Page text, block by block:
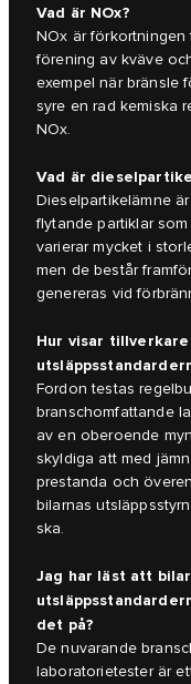
Vad är NOx?
NOx är förkortningen
förening av kväve
exempel när bränsle
syre en rad kemiska
NOx.
Vad är
Dieselpartikelämne
flytande partiklar
varierar mycket i
men de består
genereras vid
Hur visar
Fordon testas
branschomfattande
av en oberoende
skyldiga att med
prestanda och
bilarnas
ska.
Jag har läst att
det på?
De nuvarande
laboratorietester är